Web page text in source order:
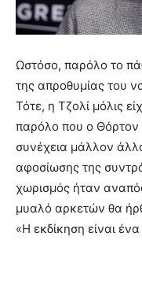
Ωστόσο, παρόλο το
της απροθυμίας του
Τότε, η Τζολί μόλις
παρόλο που ο Θόρτον
συνέχεια μάλλον
αφοσίωσης της
χωρισμός ήταν
μυαλό αρκετών θα
«Η εκδίκηση είναι